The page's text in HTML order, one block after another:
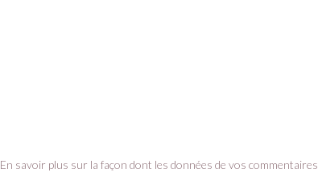
En savoir plus sur la façon dont les données de vos commentaires